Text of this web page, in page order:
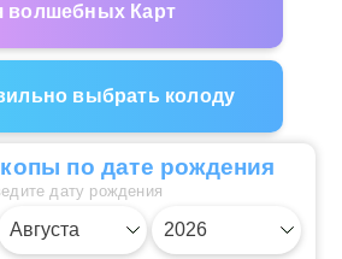
волшебных Карт
выбрать колоду
по дате рождения
дату рождения